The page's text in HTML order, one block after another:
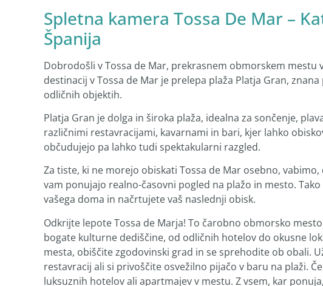
Spletna kamera Tossa De Mar –
Španija
Dobrodošli v Tossa de Mar, prekrasnem obmorskem mestu
destinacij v Tossa de Mar je prelepa plaža Platja Gran,
odličnih objektih.
Platja Gran je dolga in široka plaža, idealna za sončenje,
različnimi restavracijami, kavarnami in bari, kjer lahko
občudujejo pa lahko tudi spektakularni razgled.
Za tiste, ki ne morejo obiskati Tossa de Mar osebno,
vam ponujajo realno-časovni pogled na plažo in mesto.
vašega doma in načrtujete vaš naslednji obisk.
Odkrijte lepote Tossa de Marja! To čarobno obmorsko
bogate kulturne dediščine, od odličnih hotelov do okusne
mesta, obiščite zgodovinski grad in se sprehodite ob obali.
restavracij ali si privoščite osvežilno pijačo v baru na plaži.
luksuznih hotelov ali apartmajev v mestu. Z vsem, kar